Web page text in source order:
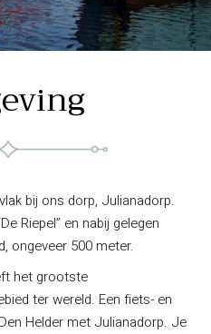
bij ons dorp, Julianadorp.
Riepel” en nabij gelegen
ongeveer 500 meter.
het grootste
ter wereld. Een fiets- en
Helder met Julianadorp. Je